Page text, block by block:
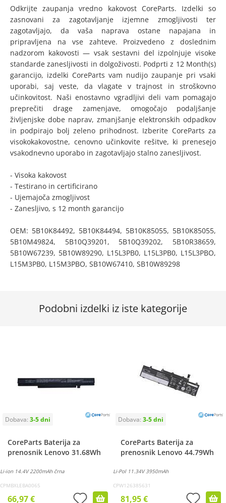
Odkrijte zaupanja vredno kakovost CoreParts. Izdelki so
zasnovani za zagotavljanje izjemne zmogljivosti ter
zagotavljajo, da vaša naprava ostane napajana in
pripravljena na vse zahteve. Proizvedeno z doslednim
nadzorom kakovosti — vsak sestavni del izpolnjuje visoke
standarde zanesljivosti in dolgoživosti. Podprti z 12 Month(s)
garancijo, izdelki CoreParts vam nudijo zaupanje pri vsaki
uporabi, saj veste, da vlagate v trajnost in stroškovno
učinkovitost. Naši enostavno vgradljivi deli vam pomagajo
preprečiti drage zamenjave, omogočajo podaljšanje
življenjske dobe naprav, zmanjšanje elektronskih odpadkov
in podpirajo bolj zeleno prihodnost. Izberite CoreParts za
visokokakovostne, cenovno učinkovite rešitve, ki prenesejo
vsakodnevno uporabo in zagotavljajo stalno zanesljivost.
- Visoka kakovost
- Testirano in certificirano
- Ujemajoča zmogljivost
- Zanesljivo, s 12 month garancijo
OEM: 5B10K84492, 5B10K84494, 5B10K85055, 5B10K85055,
5B10M49824, 5B10Q39201, 5B10Q39202, 5B10R38659,
5B10W67239, 5B10W89290, L15L3PB0, L15L3PB0, L15L3PBO,
L15M3PB0, L15M3PBO, SB10W67410, SB10W89298
Podobni izdelki iz iste kategorije
CoreParts Baterija za
prenosnik Lenovo 31.68Wh
Li-ion 14.4V 2200mAh črna
CPMBXLEBA0065
66,97 €
CoreParts Baterija za
prenosnik Lenovo 44.79Wh
Li-Pol 11.34V 3950mAh
CPW126385631
81,95 €